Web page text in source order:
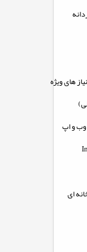
های ویژه
وب و اپ
ای